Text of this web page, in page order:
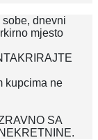
dnevni
mjesto
kupcima ne
SA